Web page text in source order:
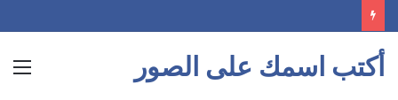
أكتب اسمك على الصور